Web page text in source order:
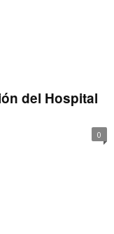
del Hospital
0